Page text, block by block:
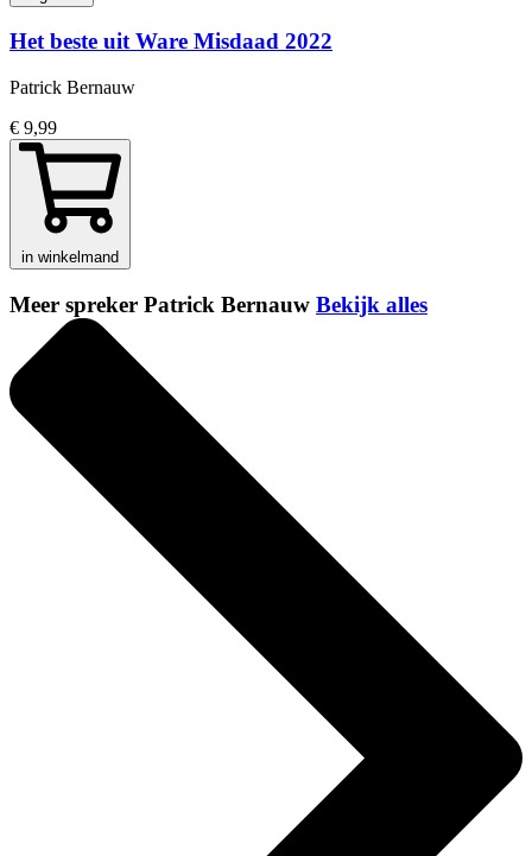
Het beste uit Ware Misdaad 2022
Patrick Bernauw
€ 9,99
in winkelmand
Meer spreker Patrick Bernauw Bekijk alles